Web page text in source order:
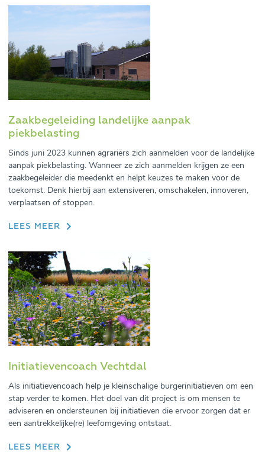
Zaakbegeleiding landelijke aanpak
piekbelasting
Sinds juni 2023 kunnen agrariërs zich aanmelden voor de landelijke
aanpak piekbelasting. Wanneer ze zich aanmelden krijgen ze een
zaakbegeleider die meedenkt en helpt keuzes te maken voor de
toekomst. Denk hierbij aan extensiveren, omschakelen, innoveren,
verplaatsen of stoppen.
LEES MEER
Initiatievencoach Vechtdal
Als initiatievencoach help je kleinschalige burgerinitiatieven om een
stap verder te komen. Het doel van dit project is om mensen te
adviseren en ondersteunen bij initiatieven die ervoor zorgen dat er
een aantrekkelijke(re) leefomgeving ontstaat.
LEES MEER